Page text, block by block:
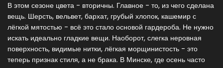
В этом сезоне цвета - вторичны. Главное - то, из чего сделана
вещь. Шерсть, вельвет, бархат, грубый хлопок, кашемир с
лёгкой мятостью - всё это стало основой гардероба. Не нужно
искать идеально гладкие вещи. Наоборот, слегка неровная
поверхность, видимые нитки, лёгкая морщинистость - это
теперь признак стиля, а не брака. В Минске, где осень часто